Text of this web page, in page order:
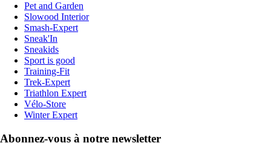
Pet and Garden
Slowood Interior
Smash-Expert
Sneak'In
Sneakids
Sport is good
Training-Fit
Trek-Expert
Triathlon Expert
Vélo-Store
Winter Expert
Abonnez-vous à notre newsletter